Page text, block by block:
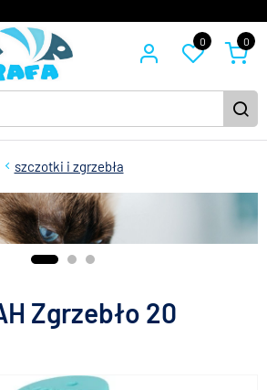
0 0
szczotki i zgrzebła
Zgrzebło 20